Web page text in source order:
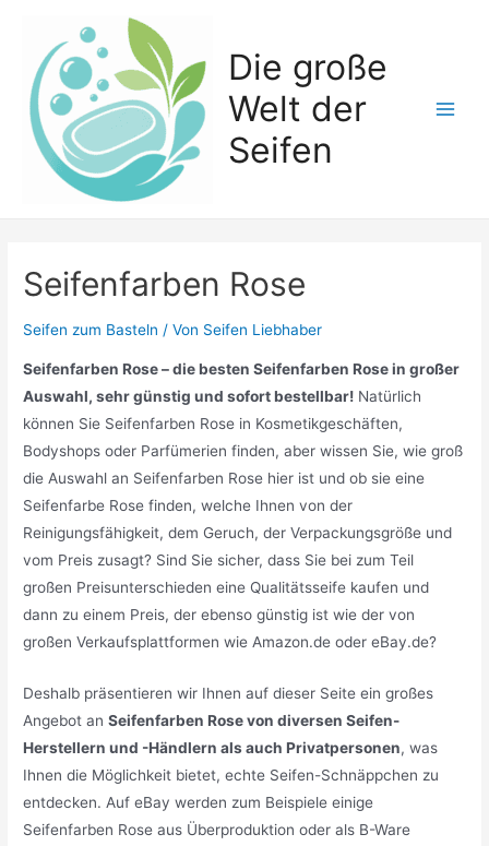
springen
Die große
Welt der
Seifen
Seifenfarben Rose
Seifen zum Basteln / Von Seifen Liebhaber
Seifenfarben Rose – die besten Seifenfarben Rose in großer
Auswahl, sehr günstig und sofort bestellbar! Natürlich
können Sie Seifenfarben Rose in Kosmetikgeschäften,
Bodyshops oder Parfümerien finden, aber wissen Sie, wie groß
die Auswahl an Seifenfarben Rose hier ist und ob sie eine
Seifenfarbe Rose finden, welche Ihnen von der
Reinigungsfähigkeit, dem Geruch, der Verpackungsgröße und
vom Preis zusagt? Sind Sie sicher, dass Sie bei zum Teil
großen Preisunterschieden eine Qualitätsseife kaufen und
dann zu einem Preis, der ebenso günstig ist wie der von
großen Verkaufsplattformen wie Amazon.de oder eBay.de?
Deshalb präsentieren wir Ihnen auf dieser Seite ein großes
Angebot anSeifenfarben Rose von diversen Seifen-
Herstellern und -Händlern als auch Privatpersonen, was
Ihnen die Möglichkeit bietet, echte Seifen-Schnäppchen zu
entdecken. Auf eBay werden zum Beispiele einige
Seifenfarben Rose aus Überproduktion oder als B-Ware